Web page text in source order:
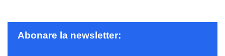
Abonare la newsletter: